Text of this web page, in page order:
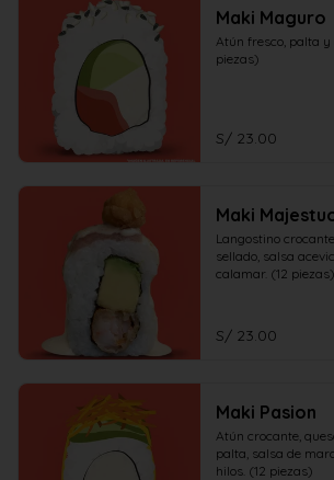
Maki Maguro
Atún fresco, palta y
piezas)
S/ 23.00
Maki
Langostino
sellado, salsa
calamar. (12 piezas)
S/ 23.00
Maki Pasion
Atún crocante,
palta, salsa de
hilos. (12 piezas)